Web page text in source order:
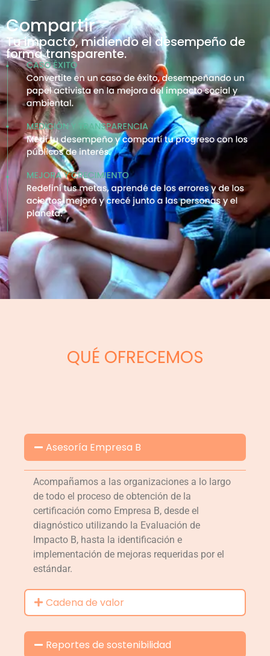
Compartir
Tu impacto, midiendo el desempeño de
forma transparente.
QUÉ OFRECEMOS
Asesoría Empresa B
Acompañamos a las organizaciones a lo largo
de todo el proceso de obtención de la
certificación como Empresa B, desde el
diagnóstico utilizando la Evaluación de
Impacto B, hasta la identificación e
implementación de mejoras requeridas por el
estándar.
Cadena de valor
Reportes de sostenibilidad